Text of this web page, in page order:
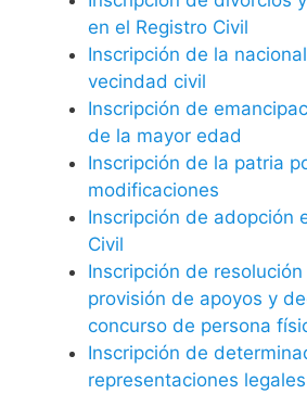
en el Registro Civil
Inscripción de la
vecindad civil
Inscripción de
de la mayor edad
Inscripción de la patria
modificaciones
Inscripción de adopción
Civil
Inscripción de
provisión de apoyos y
concurso de persona
Inscripción de
representaciones legales